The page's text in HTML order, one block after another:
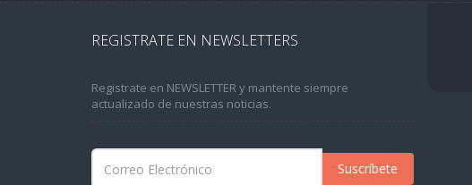
REGISTRATE EN NEWSLETTERS
Registrate en NEWSLETTER y mantente siempre
actualizado de nuestras noticias.
Suscríbete